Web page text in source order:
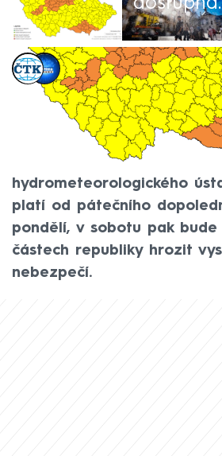
ČTK,CNN Prima NEWS
Akt. 17. čvn 2026, 11:28• 17. čvn 2026,
Výstrahu před vysokými
kvůli tropickému počasí na
meteorologové z Českého
hydrometeorologického
platí od pátečního
pondělí, v sobotu pak bude
částech republiky hrozit
nebezpečí.